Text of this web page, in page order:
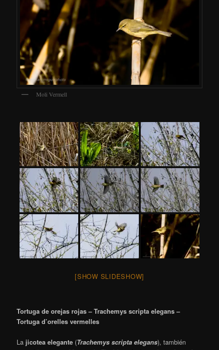
Moli Vermell
[SHOW SLIDESHOW]
Tortuga de orejas rojas – Trachemys scripta elegans –
Tortuga d’orelles vermelles
La jicotea elegante ​ (Trachemys scripta elegans), también